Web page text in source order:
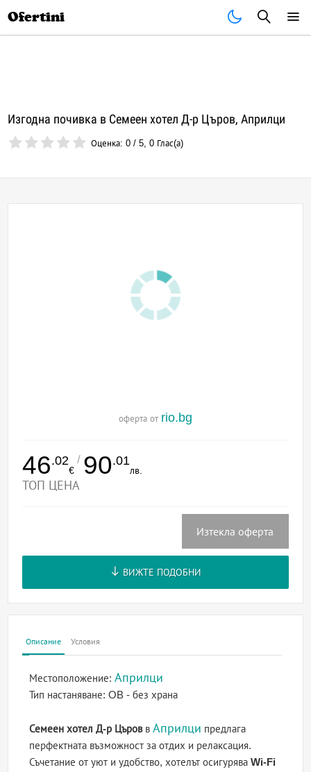
Ofertini
Изгодна почивка в Семеен хотел Д-р Църов, Априлци
Оценка:0 /5,0 Глас(а)
оферта от rio.bg
46.02
€
/ 90.01
лв.
ТОП ЦЕНА
Изтекла оферта
ВИЖТЕ ПОДОБНИ
Описание Условия
Местоположение:Априлци
Тип настаняване:OB - без храна
Семеен хотел Д-р ЦъроввАприлци предлага
перфектната възможност за отдих и релаксация.
Съчетание от уют и удобство, хотелът осигуряваWi-Fi